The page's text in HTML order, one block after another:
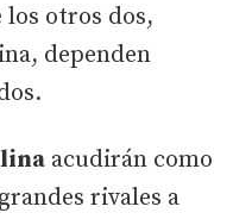
los otros dos,
dependen
acudirán como
rivales a